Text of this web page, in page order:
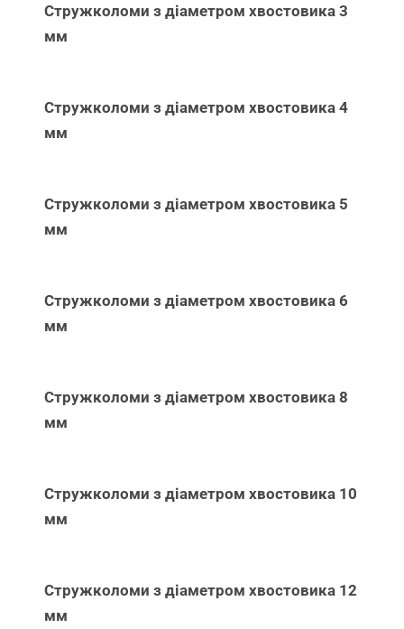
Стружколоми з діаметром хвостовика 3
мм
Стружколоми з діаметром хвостовика 4
мм
Стружколоми з діаметром хвостовика 5
мм
Стружколоми з діаметром хвостовика 6
мм
Стружколоми з діаметром хвостовика 8
мм
Стружколоми з діаметром хвостовика 10
мм
Стружколоми з діаметром хвостовика 12
мм